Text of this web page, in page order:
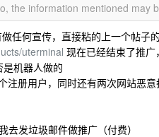
the information mentioned may
任何宣传，直接粘的上一个帖子
uterminal 现在已经结束了推
机器人做的
册用户，同时还有两次网站恶意
发垃圾邮件做推广（付费）